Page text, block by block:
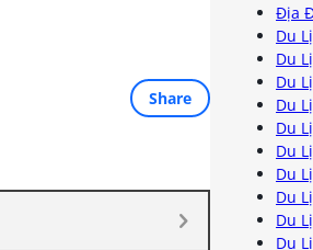
Share
Địa
Du
Du
Du
Du
Du
Du
Du
Du
Du
Du